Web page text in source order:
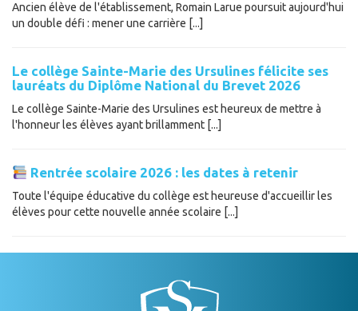
Ancien élève de l'établissement, Romain Larue poursuit aujourd'hui
un double défi : mener une carrière [...]
Le collège Sainte-Marie des Ursulines félicite ses
lauréats du Diplôme National du Brevet 2026
Le collège Sainte-Marie des Ursulines est heureux de mettre à
l'honneur les élèves ayant brillamment [...]
Rentrée scolaire 2026 : les dates à retenir
Toute l'équipe éducative du collège est heureuse d'accueillir les
élèves pour cette nouvelle année scolaire [...]